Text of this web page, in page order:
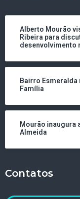
Alberto Mourão
Ribeira para
desenvolvimento
Bairro Esmeralda
Família
Mourão inaugura
Almeida
Contatos